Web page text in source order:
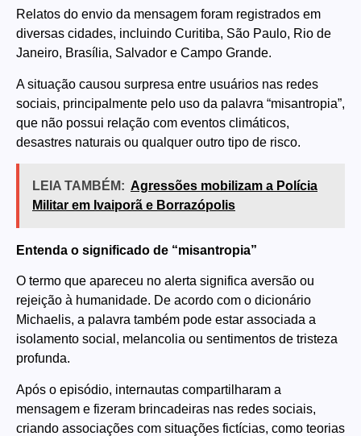
Relatos do envio da mensagem foram registrados em
diversas cidades, incluindo Curitiba, São Paulo, Rio de
Janeiro, Brasília, Salvador e Campo Grande.
A situação causou surpresa entre usuários nas redes
sociais, principalmente pelo uso da palavra “misantropia”,
que não possui relação com eventos climáticos,
desastres naturais ou qualquer outro tipo de risco.
LEIA TAMBÉM: Agressões mobilizam a Polícia
Militar em Ivaiporã e Borrazópolis
Entenda o significado de “misantropia”
O termo que apareceu no alerta significa aversão ou
rejeição à humanidade. De acordo com o dicionário
Michaelis, a palavra também pode estar associada a
isolamento social, melancolia ou sentimentos de tristeza
profunda.
Após o episódio, internautas compartilharam a
mensagem e fizeram brincadeiras nas redes sociais,
criando associações com situações fictícias, como teorias